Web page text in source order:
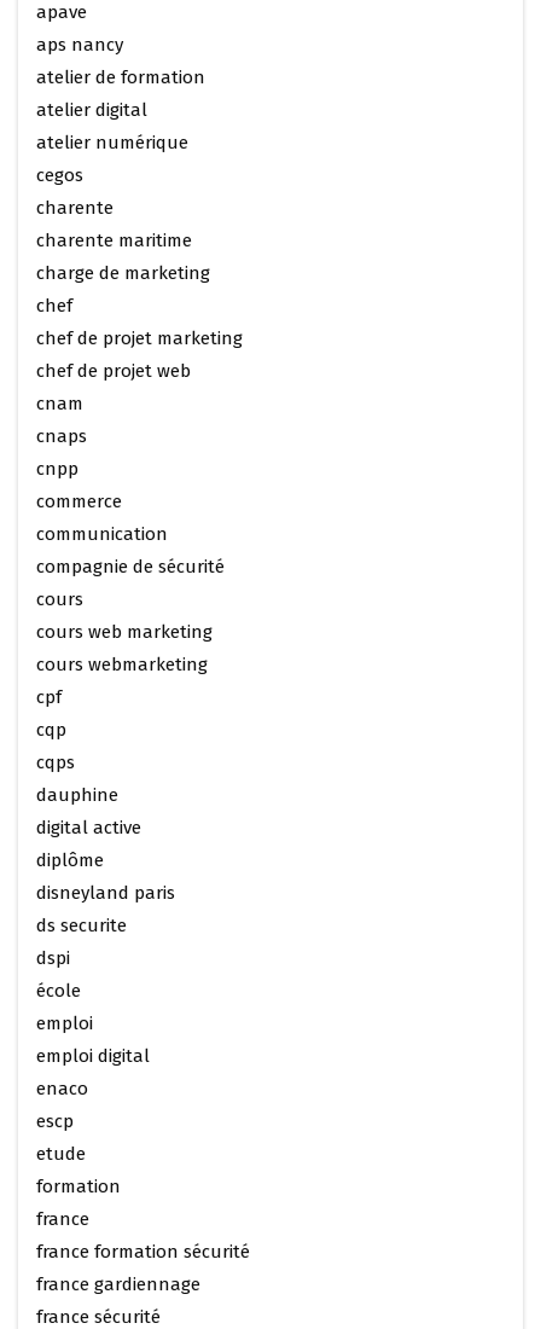
apave
aps nancy
atelier de formation
atelier digital
atelier numérique
cegos
charente
charente maritime
charge de marketing
chef
chef de projet marketing
chef de projet web
cnam
cnaps
cnpp
commerce
communication
compagnie de sécurité
cours
cours web marketing
cours webmarketing
cpf
cqp
cqps
dauphine
digital active
diplôme
disneyland paris
ds securite
dspi
école
emploi
emploi digital
enaco
escp
etude
formation
france
france formation sécurité
france gardiennage
france sécurité